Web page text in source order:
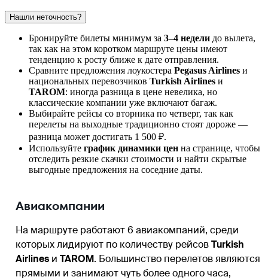
Нашли неточность?
Бронируйте билеты минимум за 3–4 недели до вылета,
так как на этом коротком маршруте цены имеют
тенденцию к росту ближе к дате отправления.
Сравните предложения лоукостера Pegasus Airlines и
национальных перевозчиков Turkish Airlines и
TAROM: иногда разница в цене невелика, но
классические компании уже включают багаж.
Выбирайте рейсы со вторника по четверг, так как
перелеты на выходные традиционно стоят дороже —
разница может достигать 1 500 ₽.
Используйте график динамики цен на странице, чтобы
отследить резкие скачки стоимости и найти скрытые
выгодные предложения на соседние даты.
Авиакомпании
На маршруте работают 6 авиакомпаний, среди
которых лидируют по количеству рейсовTurkish
Airlines и TAROM. Большинство перелетов являются
прямыми и занимают чуть более одного часа,